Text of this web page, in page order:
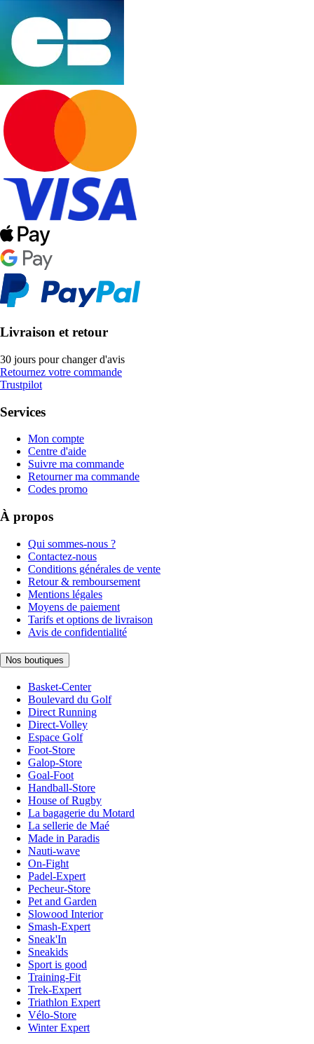
Livraison et retour
30 jours pour changer d'avis
Retournez votre commande
Trustpilot
Services
Mon compte
Centre d'aide
Suivre ma commande
Retourner ma commande
Codes promo
À propos
Qui sommes-nous ?
Contactez-nous
Conditions générales de vente
Retour & remboursement
Mentions légales
Moyens de paiement
Tarifs et options de livraison
Avis de confidentialité
Nos boutiques
Basket-Center
Boulevard du Golf
Direct Running
Direct-Volley
Espace Golf
Foot-Store
Galop-Store
Goal-Foot
Handball-Store
House of Rugby
La bagagerie du Motard
La sellerie de Maé
Made in Paradis
Nauti-wave
On-Fight
Padel-Expert
Pecheur-Store
Pet and Garden
Slowood Interior
Smash-Expert
Sneak'In
Sneakids
Sport is good
Training-Fit
Trek-Expert
Triathlon Expert
Vélo-Store
Winter Expert